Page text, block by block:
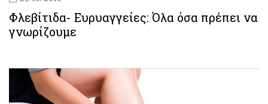
Φλεβίτιδα- Ευρυαγγείες: Όλα όσα πρέπει να
γνωρίζουμε